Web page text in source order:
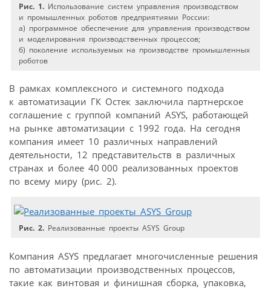
Рис. 1. Использование систем управления производством
и промышленных роботов предприятиями России:
а) программное обеспечение для управления производством
и моделирования производственных процессов;
б) поколение используемых на производстве промышленных
роботов
В рамках комплексного и системного подхода
к автоматизации ГК Остек заключила партнерское
соглашение с группой компаний ASYS, работающей
на рынке автоматизации с 1992 года. На сегодня
компания имеет 10 различных направлений
деятельности, 12 представительств в различных
странах и более 40 000 реализованных проектов
по всему миру (рис. 2).
Рис. 2. Реализованные проекты ASYS Group
Компания ASYS предлагает многочисленные решения
по автоматизации производственных процессов,
такие как винтовая и финишная сборка, упаковка,